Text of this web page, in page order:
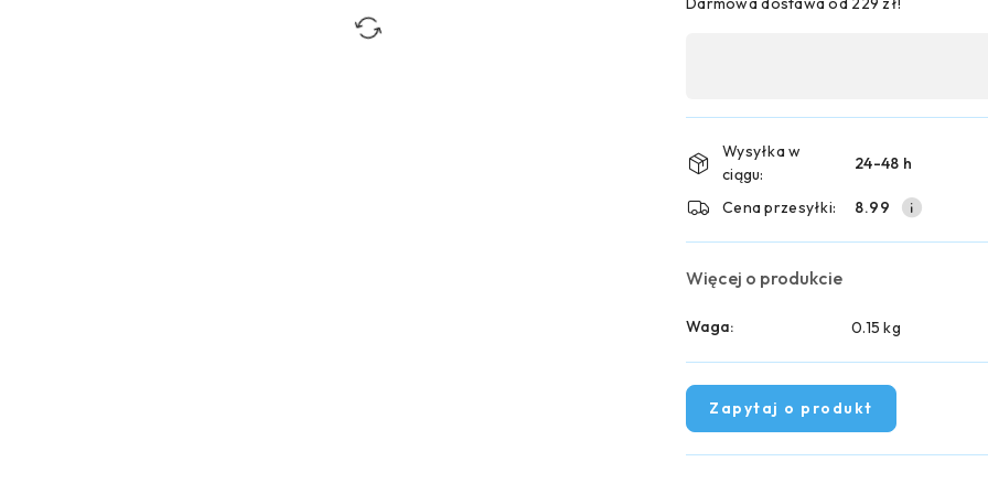
płatność
i
dostawa
Wysyłka w
ciągu:
24-48 h
Cena przesyłki: 8.99
Więcej o produkcie
Waga: 0.15 kg
Zapytaj o produkt